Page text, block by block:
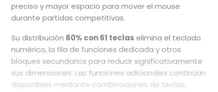
preciso y mayor espacio para mover el mouse
durante partidas competitivas.
Su distribución 60% con 61 teclas elimina el teclado
numérico, la fila de funciones dedicada y otros
bloques secundarios para reducir significativamente
sus dimensiones. Las funciones adicionales continúan
disponibles mediante combinaciones de teclas,